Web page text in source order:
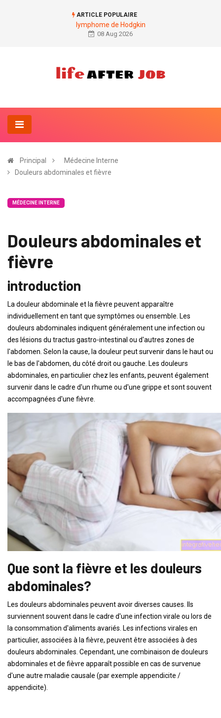
ARTICLE POPULAIRE
lymphome de Hodgkin
08 Aug 2026
Principal
Médecine Interne
Douleurs abdominales et fièvre
MÉDECINE INTERNE
Douleurs abdominales et
fièvre
introduction
La douleur abdominale et la fièvre peuvent apparaître
individuellement en tant que symptômes ou ensemble. Les
douleurs abdominales indiquent généralement une infection ou
des lésions du tractus gastro-intestinal ou d'autres zones de
l'abdomen. Selon la cause, la douleur peut survenir dans le haut ou
le bas de l'abdomen, du côté droit ou gauche. Les douleurs
abdominales, en particulier chez les enfants, peuvent également
survenir dans le cadre d'un rhume ou d'une grippe et sont souvent
accompagnées d'une fièvre.
Que sont la fièvre et les douleurs
abdominales?
Les douleurs abdominales peuvent avoir diverses causes. Ils
surviennent souvent dans le cadre d'une infection virale ou lors de
la consommation d'aliments avariés. Les infections virales en
particulier, associées à la fièvre, peuvent être associées à des
douleurs abdominales. Cependant, une combinaison de douleurs
abdominales et de fièvre apparaît possible en cas de survenue
d'une autre maladie causale (par exemple appendicite /
appendicite).